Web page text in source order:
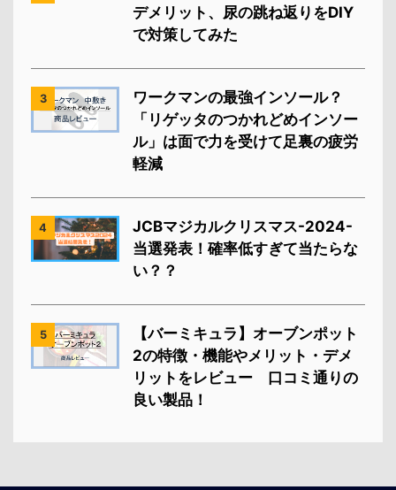
デメリット、尿の跳ね返りをDIY
で対策してみた
3
ワークマンの最強インソール？
「リゲッタのつかれどめインソー
ル」は面で力を受けて足裏の疲労
軽減
4
JCBマジカルクリスマス-2024-
当選発表！確率低すぎて当たらな
い？？
5
【バーミキュラ】オーブンポット
2の特徴・機能やメリット・デメ
リットをレビュー 口コミ通りの
良い製品！